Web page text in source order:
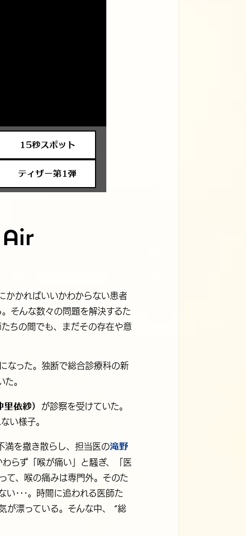
15秒スポット
ティザー第1弾
かかればいいかわからない患者
そんな数々の問題を解決するた
ちの間でも、まだその存在や意
なった。独断で総合診療科の新
。
依紗） が診察を受けていた。
い様子。
満を撒き散らし、担当医の滝野
らず「喉が痛い」と騒ぎ、「医
て、喉の痛みは専門外。そのた
い･･･。時間に追われる医師た
が漂っている。そんな中、 “総